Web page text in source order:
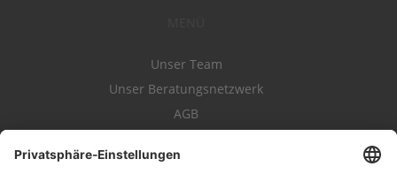
Unser Team
Unser Beratungsnetzwerk
AGB
Datenschutz